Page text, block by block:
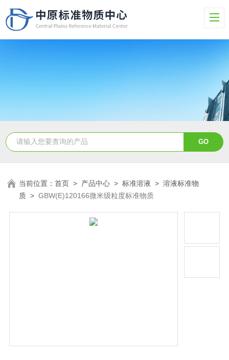
当前位置：首页 > 产品中心 >标准溶液 >溶液标准物
质 >GBW(E)120166微米级粒度标准物质